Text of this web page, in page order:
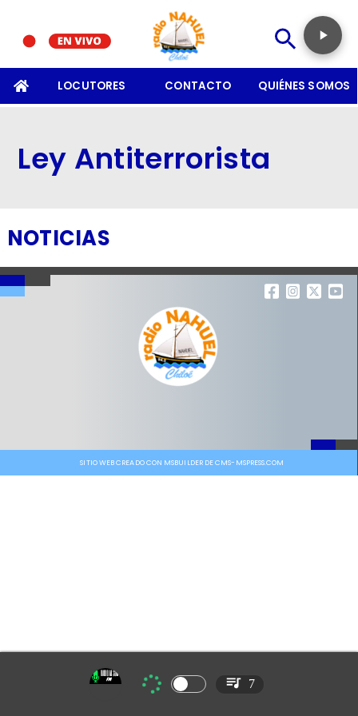
LOCUTORES CONTACTO QUIÉNES SOMOS
Ley Antiterrorista
NOTICIAS
SITIO WEB CREADO CON MSBUILDER DE CMS-MSPRESS.COM
7